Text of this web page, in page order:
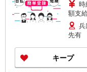
額支給 ◆月収例 308,000円 （夜勤シフト
翌6
務
兵
先有
キープ